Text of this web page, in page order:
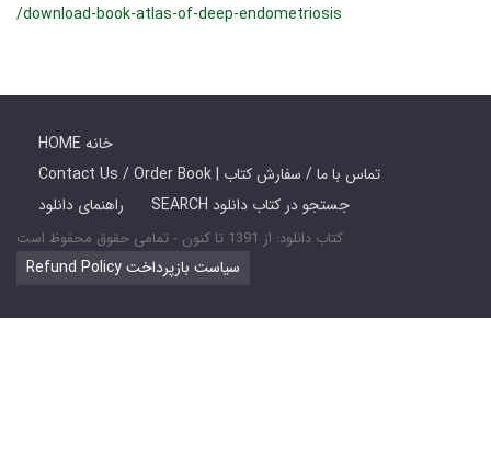
/download-book-atlas-of-deep-endometriosis
HOME خانه
Contact Us / Order Book | تماس با ما / سفارش کتاب
راهنمای دانلود
SEARCH جستجو در کتاب دانلود
کتاب دانلود: از 1391 تا کنون - تمامی حقوق محفوظ است
Refund Policy سیاست بازپرداخت